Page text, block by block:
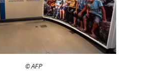
© AFP